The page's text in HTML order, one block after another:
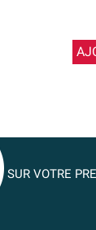
SUR VOTRE